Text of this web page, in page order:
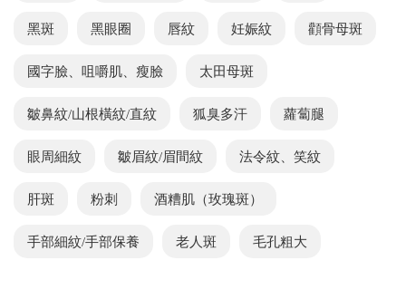
黑斑 黑眼圈 唇紋 妊娠紋 顴骨母斑
國字臉、咀嚼肌、瘦臉 太田母斑
皺鼻紋/山根橫紋/直紋 狐臭多汗 蘿蔔腿
眼周細紋 皺眉紋/眉間紋 法令紋、笑紋
肝斑 粉刺 酒糟肌（玫瑰斑）
手部細紋/手部保養 老人斑 毛孔粗大